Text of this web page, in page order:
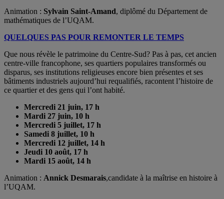
Animation : Sylvain Saint-Amand, diplômé du Département de
mathématiques de l’UQAM.
QUELQUES PAS POUR REMONTER LE TEMPS
Que nous révèle le patrimoine du Centre-Sud? Pas à pas, cet ancien
centre-ville francophone, ses quartiers populaires transformés ou
disparus, ses institutions religieuses encore bien présentes et ses
bâtiments industriels aujourd’hui requalifiés, racontent l’histoire de
ce quartier et des gens qui l’ont habité.
Mercredi 21 juin, 17 h
Mardi 27 juin, 10 h
Mercredi 5 juillet, 17 h
Samedi 8 juillet, 10 h
Mercredi 12 juillet, 14 h
Jeudi 10 août, 17 h
Mardi 15 août, 14 h
Animation : Annick Desmarais,candidate à la maîtrise en histoire à
l’UQAM.